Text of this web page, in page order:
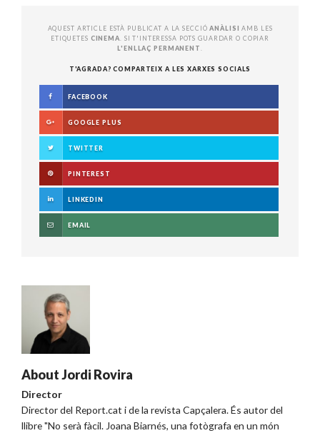
AQUEST ARTICLE ESTÀ PUBLICAT A LA SECCIÓANÀLISI AMB LES
ETIQUETES CINEMA. SI T'INTERESSA POTS GUARDAR O COPIAR
L'ENLLAÇ PERMANENT.
T'AGRADA? COMPARTEIX A LES XARXES SOCIALS
FACEBOOK
GOOGLE PLUS
TWITTER
PINTEREST
LINKEDIN
EMAIL
AboutJordi Rovira
Director
Director del Report.cat i de la revista Capçalera. És autor del
llibre "No serà fàcil. Joana Biarnés, una fotògrafa en un món